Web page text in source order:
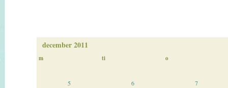
december 2011
m ti o
5 6
7